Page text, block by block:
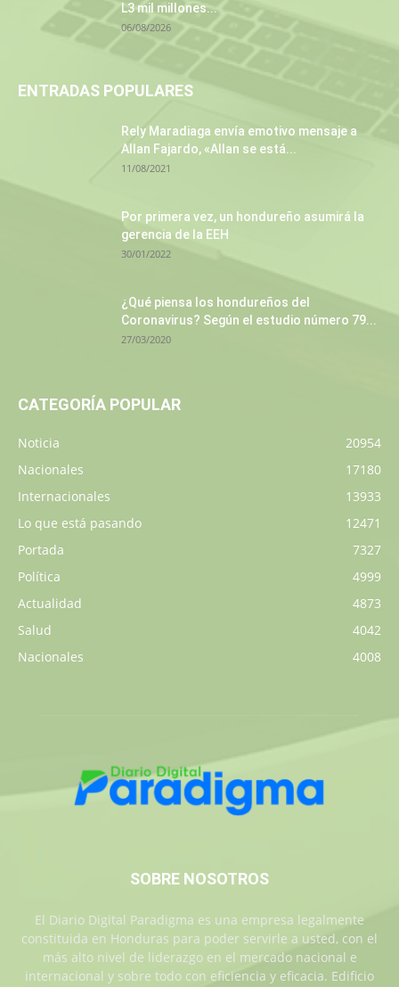
L3 mil millones...
06/08/2026
ENTRADAS POPULARES
Rely Maradiaga envía emotivo mensaje a
Allan Fajardo, «Allan se está...
11/08/2021
Por primera vez, un hondureño asumirá la
gerencia de la EEH
30/01/2022
¿Qué piensa los hondureños del
Coronavirus? Según el estudio número 79...
27/03/2020
CATEGORÍA POPULAR
Noticia
20954
Nacionales
17180
Internacionales
13933
Lo que está pasando
12471
Portada
7327
Política
4999
Actualidad
4873
Salud
4042
Nacionales
4008
SOBRE NOSOTROS
El Diario Digital Paradigma es una empresa legalmente
constituida en Honduras para poder servirle a usted, con el
más alto nivel de liderazgo en el mercado nacional e
internacional y sobre todo con eficiencia y eficacia. Edificio